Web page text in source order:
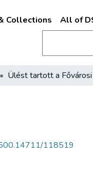
Collections All of
118519